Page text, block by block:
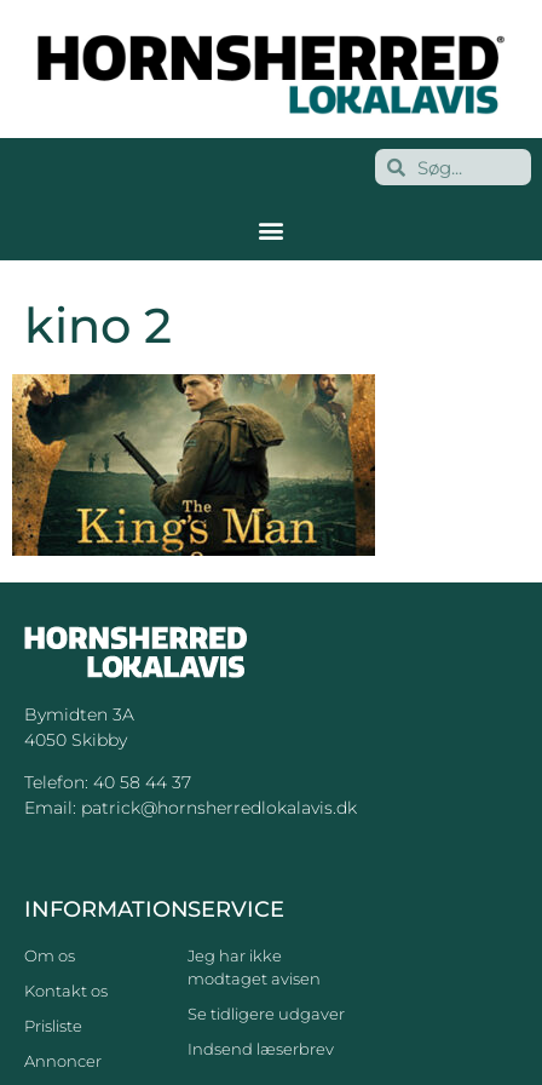
kino 2
Bymidten 3A
4050 Skibby
Telefon: 40 58 44 37
Email: patrick@hornsherredlokalavis.dk
INFORMATION
Om os
Kontakt os
Prisliste
Annoncer
SERVICE
Jeg har ikke
modtaget avisen
Se tidligere udgaver
Indsend læserbrev